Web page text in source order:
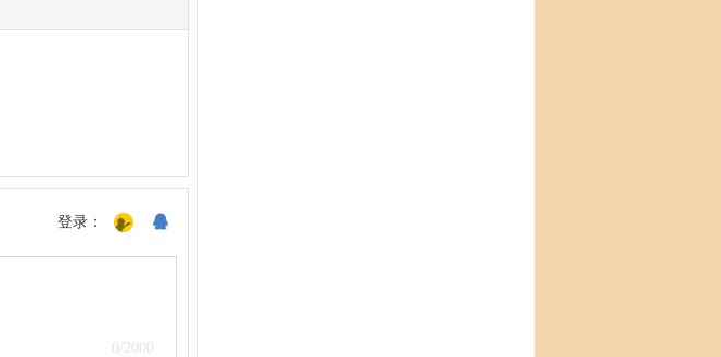
登录：
0 /2000